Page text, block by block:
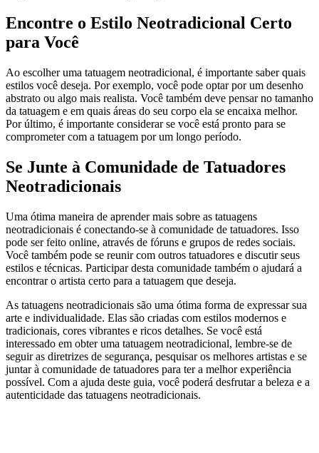
Encontre o Estilo Neotradicional Certo
para Você
Ao escolher uma tatuagem neotradicional, é importante saber quais
estilos você deseja. Por exemplo, você pode optar por um desenho
abstrato ou algo mais realista. Você também deve pensar no tamanho
da tatuagem e em quais áreas do seu corpo ela se encaixa melhor.
Por último, é importante considerar se você está pronto para se
comprometer com a tatuagem por um longo período.
Se Junte à Comunidade de Tatuadores
Neotradicionais
Uma ótima maneira de aprender mais sobre as tatuagens
neotradicionais é conectando-se à comunidade de tatuadores. Isso
pode ser feito online, através de fóruns e grupos de redes sociais.
Você também pode se reunir com outros tatuadores e discutir seus
estilos e técnicas. Participar desta comunidade também o ajudará a
encontrar o artista certo para a tatuagem que deseja.
As tatuagens neotradicionais são uma ótima forma de expressar sua
arte e individualidade. Elas são criadas com estilos modernos e
tradicionais, cores vibrantes e ricos detalhes. Se você está
interessado em obter uma tatuagem neotradicional, lembre-se de
seguir as diretrizes de segurança, pesquisar os melhores artistas e se
juntar à comunidade de tatuadores para ter a melhor experiência
possível. Com a ajuda deste guia, você poderá desfrutar a beleza e a
autenticidade das tatuagens neotradicionais.